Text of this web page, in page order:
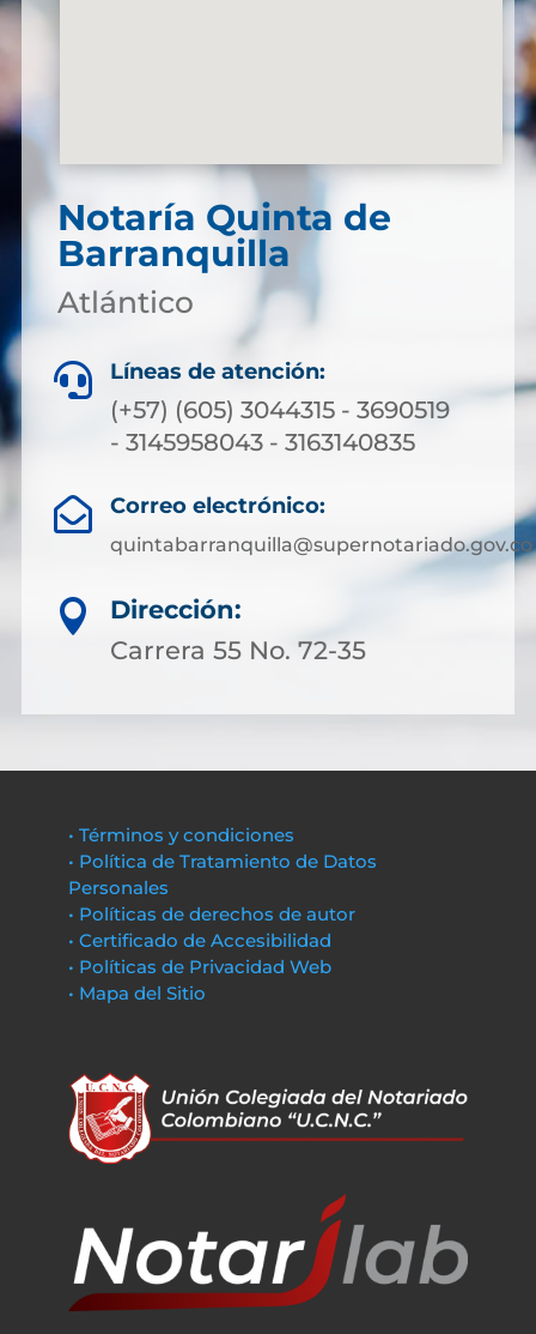
Notaría Quinta de
Barranquilla
Atlántico
 Líneas de atención:
(+57) (605) 3044315 - 3690519
- 3145958043 - 3163140835
 Correo electrónico:
quintabarranquilla@supernotariado.gov.co

Dirección:
Carrera 55 No. 72-35
• Términos y condiciones
• Política de Tratamiento de Datos
Personales
• Políticas de derechos de autor
• Certificado de Accesibilidad
• Políticas de Privacidad Web
• Mapa del Sitio